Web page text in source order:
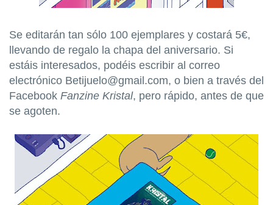
Se editarán tan sólo 100 ejemplares y costará 5€,
llevando de regalo la chapa del aniversario. Si
estáis interesados, podéis escribir al correo
electrónico Betijuelo@gmail.com, o bien a través del
Facebook Fanzine Kristal, pero rápido, antes de que
se agoten.